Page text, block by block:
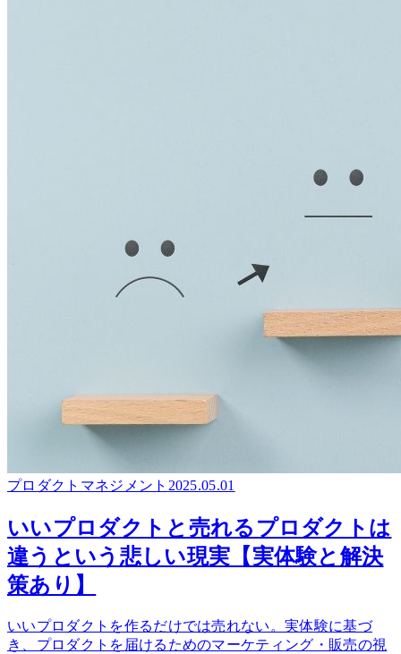
プロダクトマネジメント 2025.05.01
いいプロダクトと売れるプロダクトは
違うという悲しい現実【実体験と解決
策あり】
いいプロダクトを作るだけでは売れない。実体験に基づ
き、プロダクトを届けるためのマーケティング・販売の視